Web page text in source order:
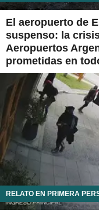
El aeropuerto de
suspenso: la
Aeropuertos
prometidas en
RELATO EN PRIMERA